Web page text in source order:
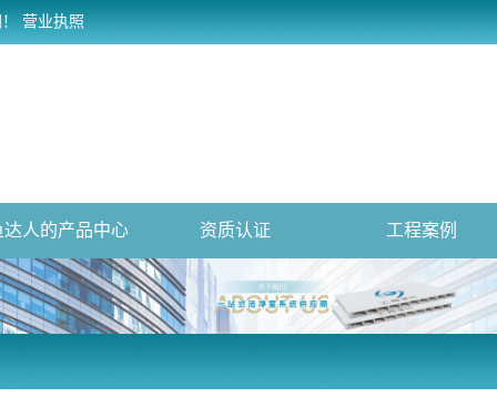
营业执照
达人的产品中心 资质认证 工程案例